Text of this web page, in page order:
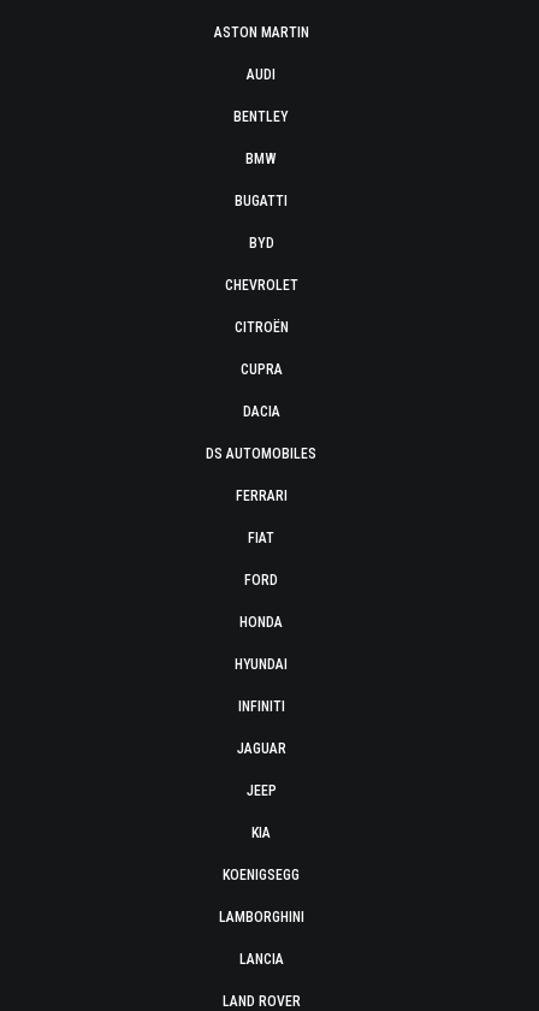
ASTON MARTIN
AUDI
BENTLEY
BMW
BUGATTI
BYD
CHEVROLET
CITROËN
CUPRA
DACIA
DS AUTOMOBILES
FERRARI
FIAT
FORD
HONDA
HYUNDAI
INFINITI
JAGUAR
JEEP
KIA
KOENIGSEGG
LAMBORGHINI
LANCIA
LAND ROVER